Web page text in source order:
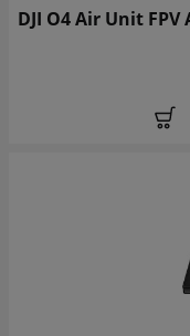
DJI O4 Air Unit